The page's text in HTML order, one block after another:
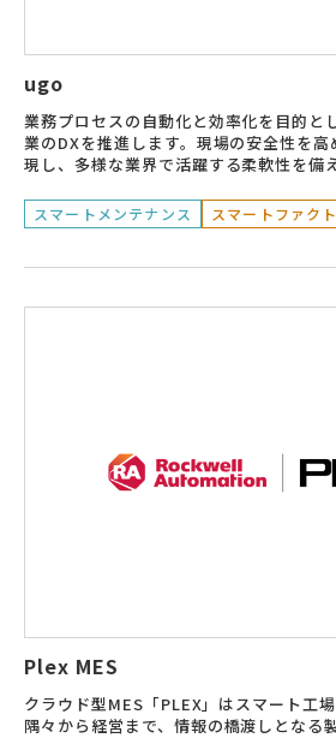
ugo
業務プロセスの自動化と効率化を目的と
業のDXを推進します。現場の安全性を
現し、多様な業界で活躍する柔軟性を備
スマートメンテナンス スマートファク
Plex MES
クラウド型MES「PLEX」はスマート工
隅々から経営まで、情報の橋渡しとなる